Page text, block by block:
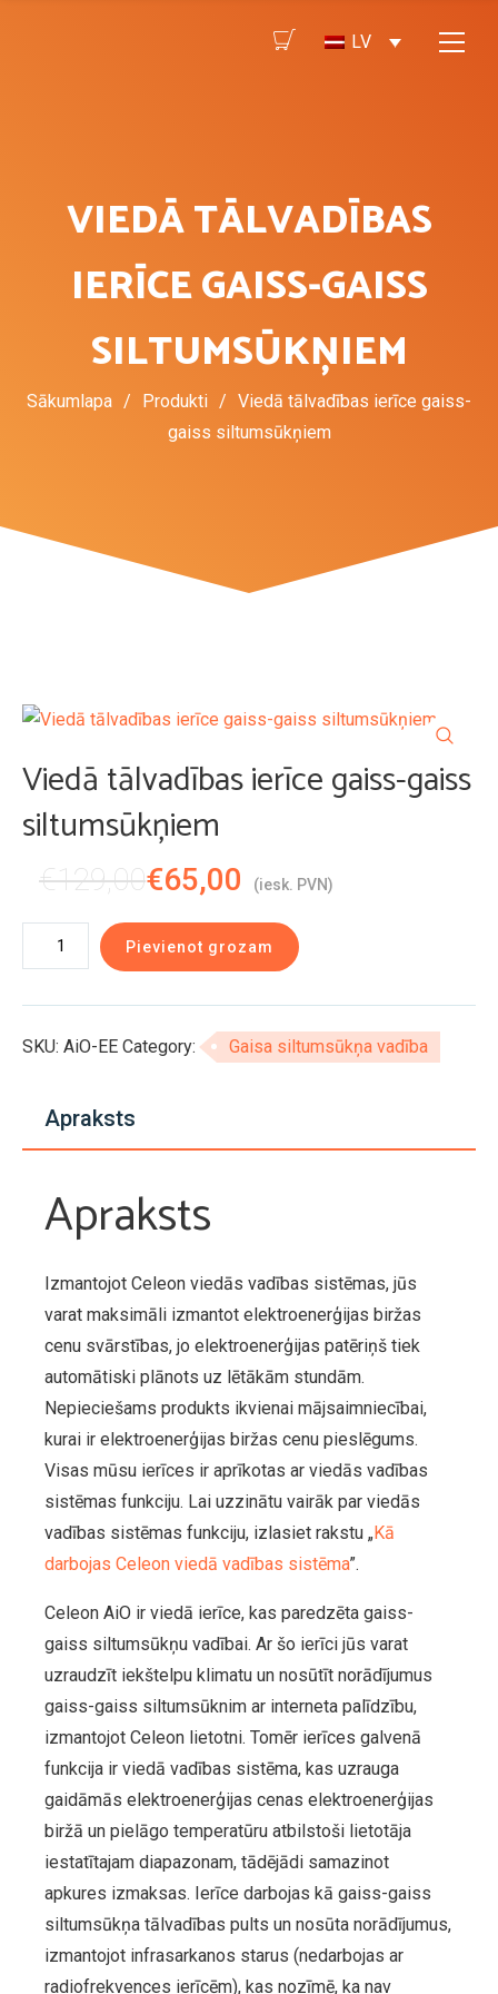
LV
VIEDĀ TĀLVADĪBAS
IERĪCE GAISS-GAISS
SILTUMSŪKŅIEM
Sākumlapa / Produkti / Viedā tālvadības ierīce gaiss-
gaiss siltumsūkņiem
Viedā tālvadības ierīce gaiss-gaiss
siltumsūkņiem
€129,00
Original
price
was:
€129,00.
€65,00
Current
price
is:
€65,00.
(iesk. PVN)
Viedā
tālvadības
daudzums
Pievienot grozam
SKU: AiO-EE Category: Gaisa siltumsūkņa vadība
Apraksts
Apraksts
Izmantojot Celeon viedās vadības sistēmas, jūs
varat maksimāli izmantot elektroenerģijas biržas
cenu svārstības, jo elektroenerģijas patēriņš tiek
automātiski plānots uz lētākām stundām.
Nepieciešams produkts ikvienai mājsaimniecībai,
kurai ir elektroenerģijas biržas cenu pieslēgums.
Visas mūsu ierīces ir aprīkotas ar viedās vadības
sistēmas funkciju. Lai uzzinātu vairāk par viedās
vadības sistēmas funkciju, izlasiet rakstu „Kā
darbojas Celeon viedā vadības sistēma”.
Celeon AiO ir viedā ierīce, kas paredzēta gaiss-
gaiss siltumsūkņu vadībai. Ar šo ierīci jūs varat
uzraudzīt iekštelpu klimatu un nosūtīt norādījumus
gaiss-gaiss siltumsūknim ar interneta palīdzību,
izmantojot Celeon lietotni. Tomēr ierīces galvenā
funkcija ir viedā vadības sistēma, kas uzrauga
gaidāmās elektroenerģijas cenas elektroenerģijas
biržā un pielāgo temperatūru atbilstoši lietotāja
iestatītajam diapazonam, tādējādi samazinot
apkures izmaksas. Ierīce darbojas kā gaiss-gaiss
siltumsūkņa tālvadības pults un nosūta norādījumus,
izmantojot infrasarkanos starus (nedarbojas ar
radiofrekvences ierīcēm), kas nozīmē, ka nav